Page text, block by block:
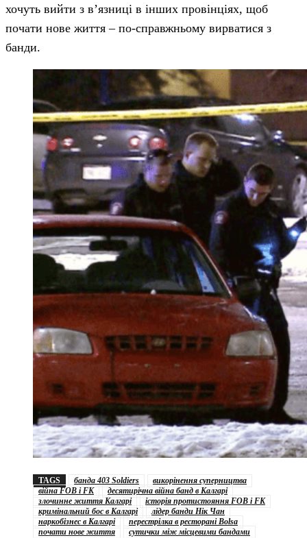
хочуть вийти з в’язниці в інших провінціях, щоб
почати нове життя – по-справжньому вирватися з
банди.
TAGS банда 403 Soldiers
викорінення суперництва
війна FOB і FK
десятирічна війна банд в Калгарі
злочинне життя Калгарі
історія протистояння FOB і FK
кримінальний бос в Калгарі
лідер банди Нік Чан
наркобізнес в Калгарі
перестрілка в ресторані Bolsa
почати нове життя
сутички між місцевими бандами